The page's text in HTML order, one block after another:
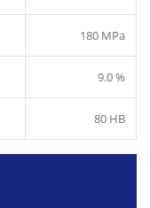
180 MPa
9.0 %
80 HB